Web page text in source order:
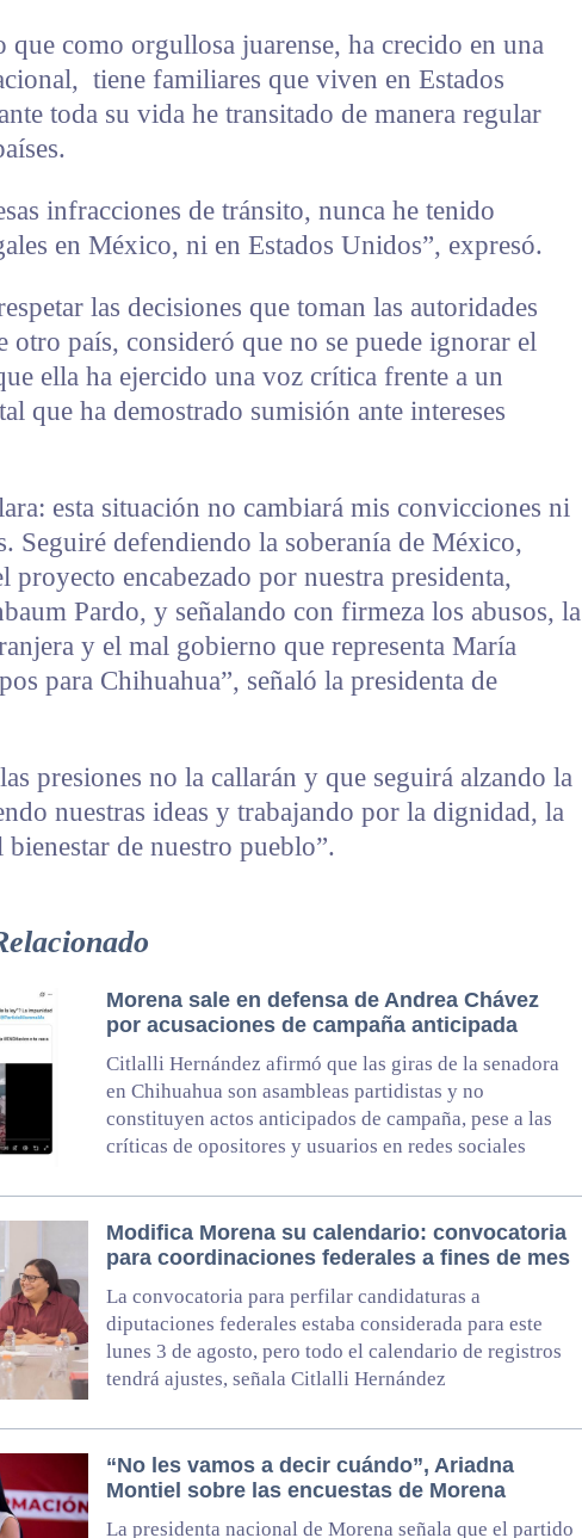
que como orgullosa juarense, ha crecido en una
tiene familiares que viven en Estados
toda su vida he transitado de manera regular
infracciones de tránsito, nunca he tenido
en México, ni en Estados Unidos”, expresó.
las decisiones que toman las autoridades
otro país, consideró que no se puede ignorar el
ella ha ejercido una voz crítica frente a un
que ha demostrado sumisión ante intereses
esta situación no cambiará mis convicciones ni
Seguiré defendiendo la soberanía de México,
proyecto encabezado por nuestra presidenta,
Pardo, y señalando con firmeza los abusos, la
y el mal gobierno que representa María
para Chihuahua”, señaló la presidenta de
presiones no la callarán y que seguirá alzando la
nuestras ideas y trabajando por la dignidad, la
bienestar de nuestro pueblo”.
Morena sale en defensa de Andrea Chávez
por acusaciones de campaña anticipada
Citlalli Hernández afirmó que las giras de la senadora
en Chihuahua son asambleas partidistas y no
constituyen actos anticipados de campaña, pese a las
críticas de opositores y usuarios en redes sociales
Modifica Morena su calendario: convocatoria
para coordinaciones federales a fines de mes
La convocatoria para perfilar candidaturas a
diputaciones federales estaba considerada para este
lunes 3 de agosto, pero todo el calendario de registros
tendrá ajustes, señala Citlalli Hernández
“No les vamos a decir cuándo”, Ariadna
Montiel sobre las encuestas de Morena
La presidenta nacional de Morena señala que el partido